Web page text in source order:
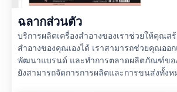
ฉลากส่วนตัว
บริการผลิตเครื่องสำอางของเราช่วยให้คุณส
สำอางของคุณเองได้ เราสามารถช่วยคุณอ
พัฒนาแบรนด์ และทำการตลาดผลิตภัณฑ์ขอ
ยังสามารถจัดการการผลิตและการขนส่งทั้ง